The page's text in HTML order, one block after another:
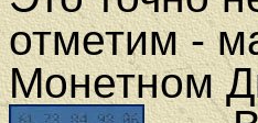
отметим -
Монетном